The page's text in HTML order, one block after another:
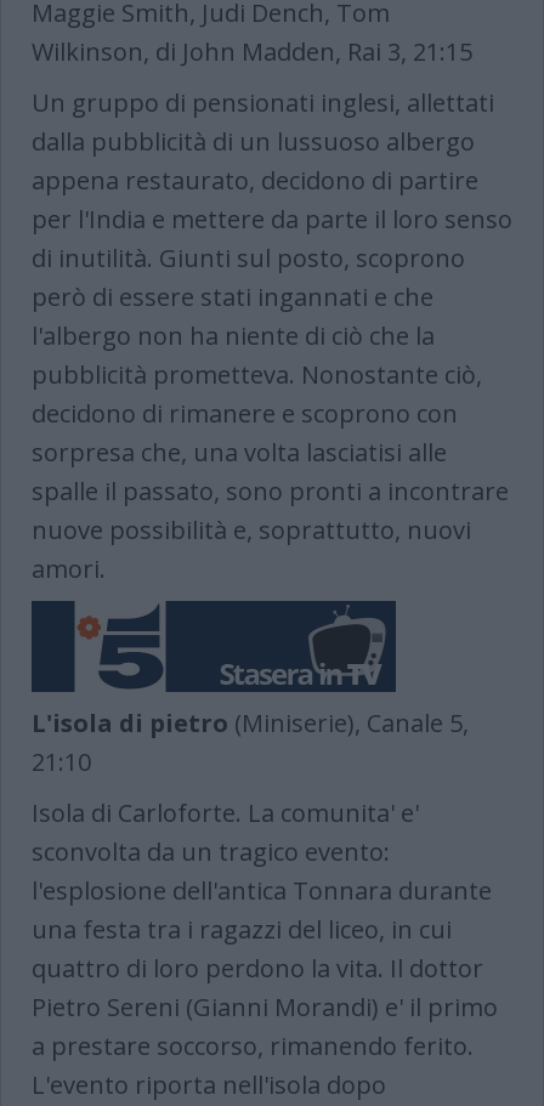
Maggie Smith, Judi Dench, Tom
Wilkinson, di John Madden, Rai 3, 21:15
Un gruppo di pensionati inglesi, allettati
dalla pubblicità di un lussuoso albergo
appena restaurato, decidono di partire
per l'India e mettere da parte il loro senso
di inutilità. Giunti sul posto, scoprono
però di essere stati ingannati e che
l'albergo non ha niente di ciò che la
pubblicità prometteva. Nonostante ciò,
decidono di rimanere e scoprono con
sorpresa che, una volta lasciatisi alle
spalle il passato, sono pronti a incontrare
nuove possibilità e, soprattutto, nuovi
amori.
L'isola di pietro (Miniserie), Canale 5,
21:10
Isola di Carloforte. La comunita' e'
sconvolta da un tragico evento:
l'esplosione dell'antica Tonnara durante
una festa tra i ragazzi del liceo, in cui
quattro di loro perdono la vita. Il dottor
Pietro Sereni (Gianni Morandi) e' il primo
a prestare soccorso, rimanendo ferito.
L'evento riporta nell'isola dopo